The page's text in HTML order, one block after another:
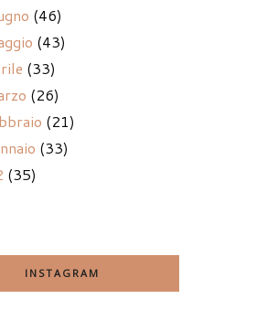
(46)
(43)
(33)
(26)
(21)
(33)
(35)
INSTAGRAM